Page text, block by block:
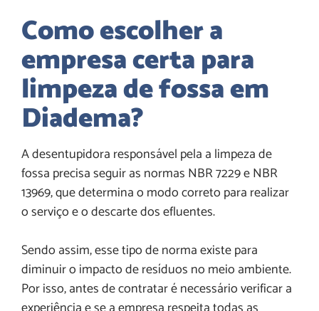
Como escolher a
empresa certa para
limpeza de fossa em
Diadema?
A desentupidora responsável pela a limpeza de
fossa precisa seguir as normas NBR 7229 e NBR
13969, que determina o modo correto para realizar
o serviço e o descarte dos efluentes.
Sendo assim, esse tipo de norma existe para
diminuir o impacto de resíduos no meio ambiente.
Por isso, antes de contratar é necessário verificar a